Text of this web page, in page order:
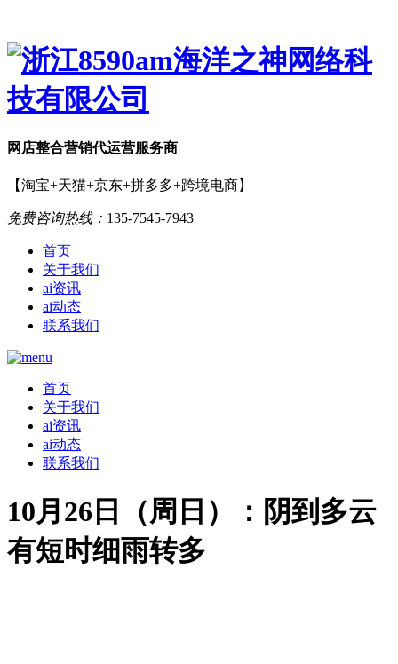
网店整合营销代运营服务商
【淘宝+天猫+京东+拼多多+跨境电商】
免费咨询热线： 135-7545-7943
首页
关于我们
ai资讯
ai动态
联系我们
首页
关于我们
ai资讯
ai动态
联系我们
10月26日（周日）：阴到多云
有短时细雨转多